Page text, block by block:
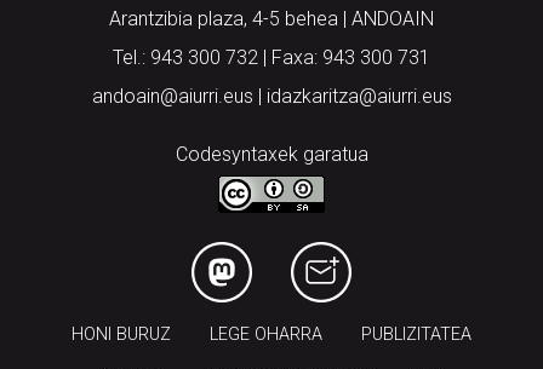
Arantzibia plaza, 4-5 behea | ANDOAIN
Tel.: 943 300 732 | Faxa: 943 300 731
andoain@aiurri.eus | idazkaritza@aiurri.eus
Codesyntaxek garatua
HONI BURUZ LEGE OHARRA PUBLIZITATEA